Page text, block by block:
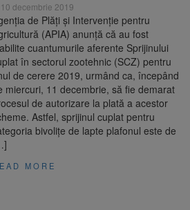
10 decembrie 2019
de Plăţi şi Intervenţie pentru
(APIA) anunţă că au fost
cuantumurile aferente Sprijinului
în sectorul zootehnic (SCZ) pentru
de cerere 2019, urmând ca, începând
miercuri, 11 decembrie, să fie demarat
de autorizare la plată a acestor
Astfel, sprijinul cuplat pentru
bivoliţe de lapte plafonul este de
MORE